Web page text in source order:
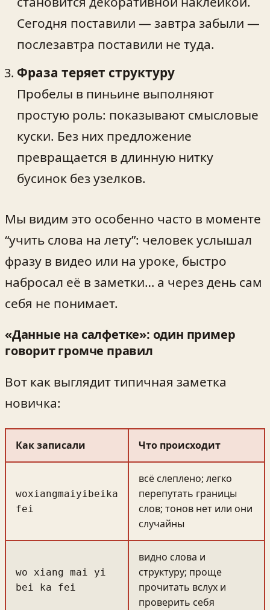
Сегодня поставили — завтра забыли —
послезавтра поставили не туда.
Фраза теряет структуру
Пробелы в пиньине выполняют
простую роль: показывают смысловые
куски. Без них предложение
превращается в длинную нитку
бусинок без узелков.
Мы видим это особенно часто в моменте
“учить слова на лету”: человек услышал
фразу в видео или на уроке, быстро
набросал её в заметки… а через день сам
себя не понимает.
«Данные на салфетке»: один пример
говорит громче правил
Вот как выглядит типичная заметка
новичка:
Как записали Что происходит
woxiangmaiyibeika
fei
всё слеплено; легко
перепутать границы
слов; тонов нет или они
случайны
wo xiang mai yi
bei ka fei
видно слова и
структуру; проще
прочитать вслух и
проверить себя